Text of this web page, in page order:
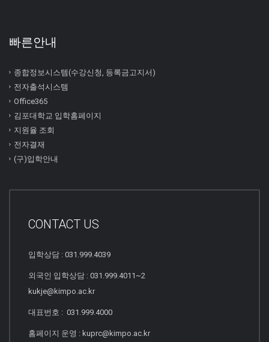
빠른안내
종합정보시스템(수강신청, 등록금고지서)
전자출석시스템
Office365
김포대학교 입학홈페이지
지원율 조회
전자결재
(구)입학안내
CONTACT US
입학상담 : 031.999.4039
외국인 입학상담 : 031.999.4011~2
kukje@kimpo.ac.kr
대표번호 : 031.999.4000
홈페이지 운영 : kuprc@kimpo.ac.kr